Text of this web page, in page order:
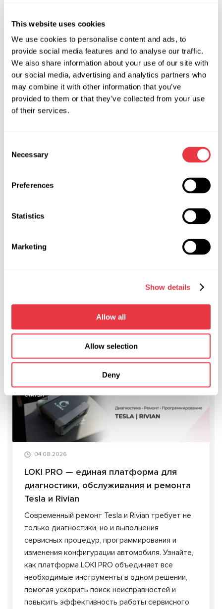
This website uses cookies
We use cookies to personalise content and ads, to
provide social media features and to analyse our traffic.
We also share information about your use of our site with
our social media, advertising and analytics partners who
may combine it with other information that you’ve
provided to them or that they’ve collected from your use
of their services.
Selection
Necessary
Preferences
Statistics
Marketing
Show details
Allow all
Allow selection
Deny
Резинометаллические шарниры.
Если при осмотре вы обнаружите выпирание резины,
разрывы или потертости наружного торца, детали
подлежат замене.
Подшипники ступицы.
Их состояние можно определить по двум признакам:
укажет специфический хруст в момент прохождения
подвески, неисправность которых можно обнаружить
самостоятельно.
оборудованием для СТО
поэтому во избежание скрытых поломок доверьте эту
работу профессионалам.
АКТУАЛЬНЫЕ НОВОСТИ
СТАТЬИ
04.08.2026
LOKI PRO — единая платформа для
диагностики, обслуживания и ремонта
Tesla и Rivian
Современный ремонт Tesla и Rivian требует не
только диагностики, но и выполнения
сервисных процедур, программирования и
изменения конфигурации автомобиля. Узнайте,
как платформа LOKI PRO объединяет все
необходимые инструменты в одном решении,
помогая ускорить поиск неисправностей и
повысить эффективность работы сервисного